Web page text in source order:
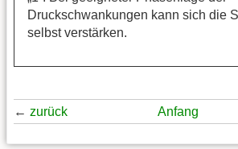
Druckschwankungen kann sich die
selbst verstärken.
← zurück Anfang